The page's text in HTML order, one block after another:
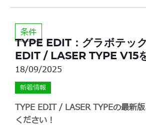
条件
TYPE EDIT：グラボテッ
EDIT / LASER TYPE V15
18/09/2025
新着情報
TYPE EDIT / LASER TYPEの最新
ください！